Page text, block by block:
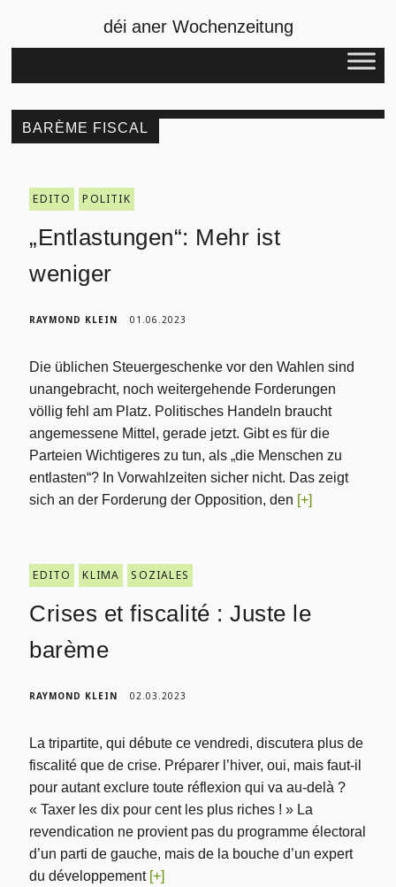
déi aner Wochenzeitung
BARÈME FISCAL
EDITO POLITIK
„Entlastungen“: Mehr ist
weniger
RAYMOND KLEIN 01.06.2023
Die üblichen Steuergeschenke vor den Wahlen sind
unangebracht, noch weitergehende Forderungen
völlig fehl am Platz. Politisches Handeln braucht
angemessene Mittel, gerade jetzt. Gibt es für die
Parteien Wichtigeres zu tun, als „die Menschen zu
entlasten“? In Vorwahlzeiten sicher nicht. Das zeigt
sich an der Forderung der Opposition, den [+]
EDITO KLIMA SOZIALES
Crises et fiscalité : Juste le
barème
RAYMOND KLEIN 02.03.2023
La tripartite, qui débute ce vendredi, discutera plus de
fiscalité que de crise. Préparer l’hiver, oui, mais faut-il
pour autant exclure toute réflexion qui va au-delà ?
« Taxer les dix pour cent les plus riches ! » La
revendication ne provient pas du programme électoral
d’un parti de gauche, mais de la bouche d’un expert
du développement [+]